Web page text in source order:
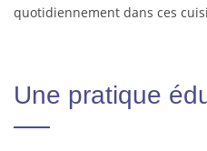
quotidiennement dans ces
Une pratique